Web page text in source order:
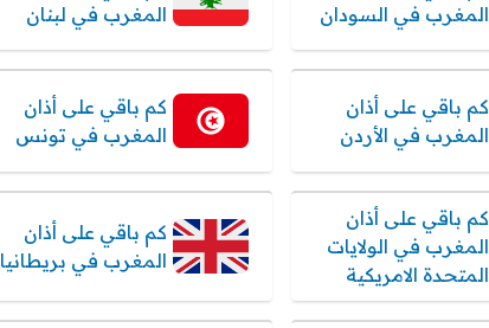
المغرب في السودان
المغرب في لبنان
كم باقي على أذان
المغرب في الأردن
كم باقي على أذان
المغرب في تونس
كم باقي على أذان
المغرب في الولايات
المتحدة الامريكية
كم باقي على أذان
المغرب في بريطانيا